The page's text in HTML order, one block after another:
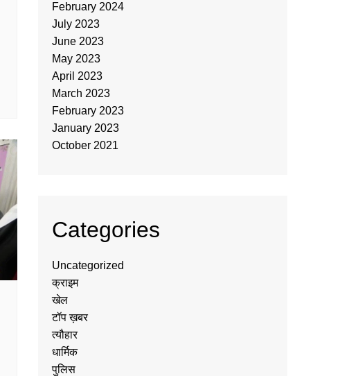
February 2024
July 2023
June 2023
May 2023
April 2023
March 2023
February 2023
January 2023
October 2021
Categories
Uncategorized
क्राइम
खेल
टॉप ख़बर
त्यौहार
धार्मिक
पुलिस